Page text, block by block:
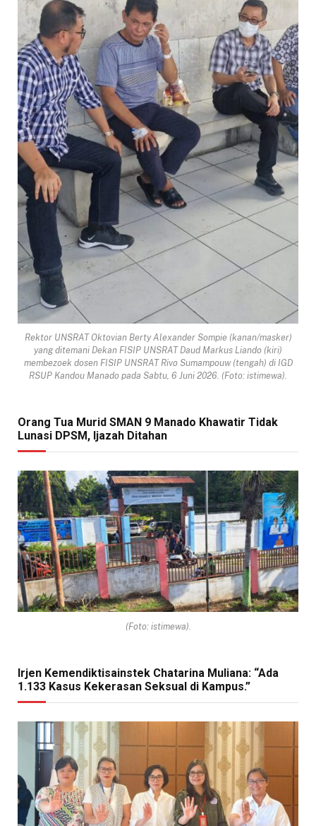
Rektor UNSRAT Oktovian Berty Alexander Sompie (kanan/masker)
yang ditemani Dekan FISIP UNSRAT Daud Markus Liando (kiri)
membezoek dosen FISIP UNSRAT Rivo Sumampouw (tengah) di IGD
RSUP Kandou Manado pada Sabtu, 6 Juni 2026. (Foto: istimewa).
Orang Tua Murid SMAN 9 Manado Khawatir Tidak
Lunasi DPSM, Ijazah Ditahan
(Foto: istimewa).
Irjen Kemendiktisainstek Chatarina Muliana: “Ada
1.133 Kasus Kekerasan Seksual di Kampus.”